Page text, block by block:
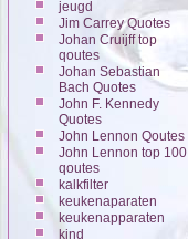
jeugd
Jim Carrey Quotes
Johan Cruijff top
qoutes
Johan Sebastian
Bach Quotes
John F. Kennedy
Quotes
John Lennon Qoutes
John Lennon top 100
qoutes
kalkfilter
keukenaparaten
keukenapparaten
kind